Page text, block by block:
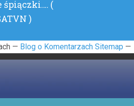
śpiączki…. (
)
— Blog o Komentarzach Sitemap —